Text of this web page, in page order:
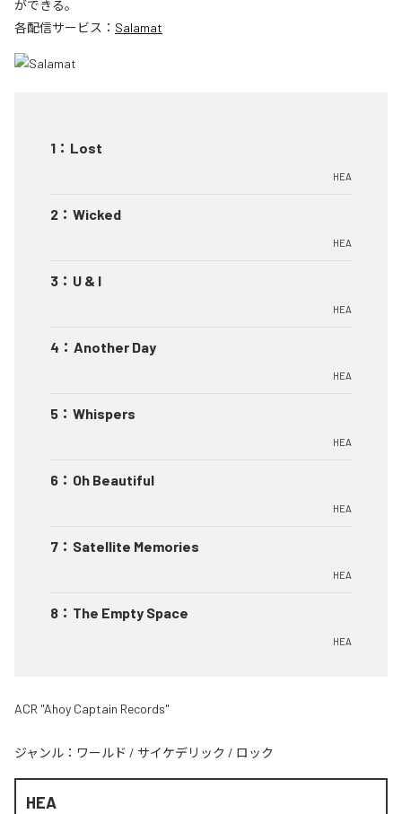
ができる。
各配信サービス： Salamat
1 ： Lost
HEA
2 ： Wicked
HEA
3 ： U & I
HEA
4 ： Another Day
HEA
5 ： Whispers
HEA
6 ： Oh Beautiful
HEA
7 ： Satellite Memories
HEA
8 ： The Empty Space
HEA
ACR "Ahoy Captain Records"
ジャンル： ワールド / サイケデリック / ロック
HEA